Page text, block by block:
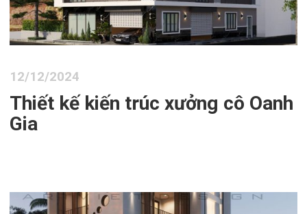
12/12/2024
Thiết kế kiến trúc xưởng cô Oanh
Gia